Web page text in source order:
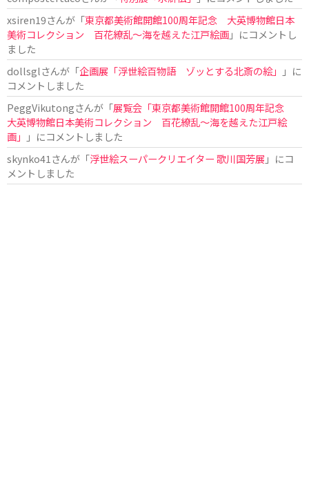
xsiren19さんが「東京都美術館開館100周年記念 大英博物館日本
美術コレクション 百花繚乱～海を越えた江戸絵画」にコメントし
ました
dollsglさんが「企画展「浮世絵百物語 ゾッとする北斎の絵」
」に
コメントしました
PeggVikutongさんが「展覧会「東京都美術館開館100周年記念
大英博物館日本美術コレクション 百花繚乱〜海を越えた江戸絵
画」
」にコメントしました
skynko41 さんが「浮世絵スーパークリエイター 歌川国芳展 」にコ
メントしました